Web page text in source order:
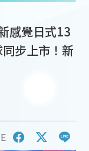
感覺日式13
步上市！新